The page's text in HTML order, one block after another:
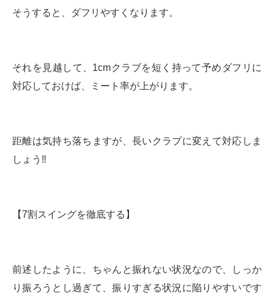
そうすると、ダフリやすくなります。
それを見越して、1cmクラブを短く持って予めダフリに
対応しておけば、ミート率が上がります。
距離は気持ち落ちますが、長いクラブに変えて対応しま
しょう‼️
【7割スイングを徹底する】
前述したように、ちゃんと振れない状況なので、しっか
り振ろうとし過ぎて、振りすぎる状況に陥りやすいです